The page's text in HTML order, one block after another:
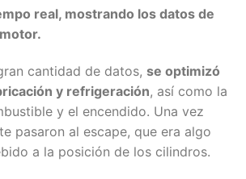
real, mostrando los datos de
cantidad de datos, se optimizó
y refrigeración, así como la
y el encendido. Una vez
pasaron al escape, que era algo
a la posición de los cilindros.